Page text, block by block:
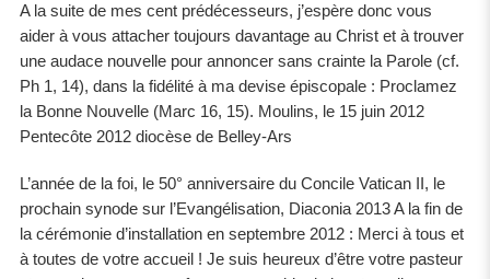
A la suite de mes cent prédécesseurs, j’espère donc vous
aider à vous attacher toujours davantage au Christ et à trouver
une audace nouvelle pour annoncer sans crainte la Parole (cf.
Ph 1, 14), dans la fidélité à ma devise épiscopale : Proclamez
la Bonne Nouvelle (Marc 16, 15). Moulins, le 15 juin 2012
Pentecôte 2012 diocèse de Belley-Ars
L’année de la foi, le 50° anniversaire du Concile Vatican II, le
prochain synode sur l’Evangélisation, Diaconia 2013 A la fin de
la cérémonie d’installation en septembre 2012 : Merci à tous et
à toutes de votre accueil ! Je suis heureux d’être votre pasteur